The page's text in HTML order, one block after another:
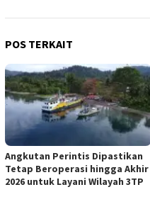
POS TERKAIT
Angkutan Perintis Dipastikan
Tetap Beroperasi hingga Akhir
2026 untuk Layani Wilayah 3TP